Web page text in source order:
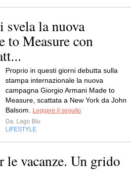
la nuova
to Measure con
Proprio in questi giorni debutta sulla
stampa internazionale la nuova
campagna Giorgio Armani Made to
Measure, scattata a New York da John
Balsom.
Leggere il seguito
Da Lago Blu
LIFESTYLE
le vacanze. Un grido